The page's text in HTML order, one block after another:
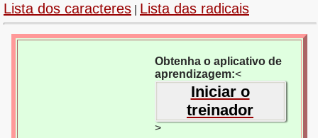
Lista dos caracteres Lista das radicais
Obtenha o aplicativo de
aprendizagem:<
Iniciar o
treinador
>